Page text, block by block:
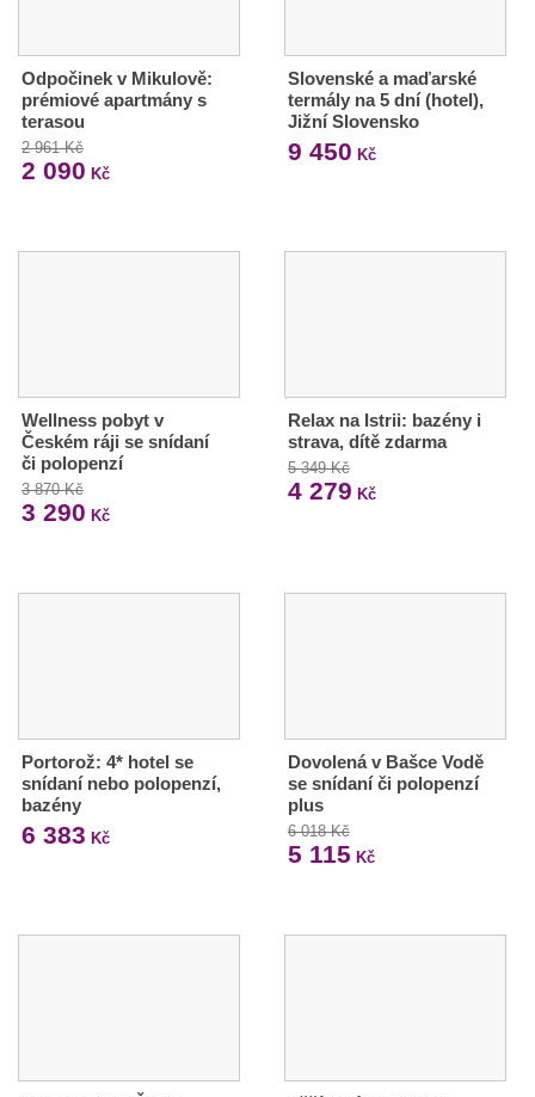
Odpočinek v Mikulově:
prémiové apartmány s
terasou
2 961 Kč
2 090 Kč
Slovenské a maďarské
termály na 5 dní (hotel),
Jižní Slovensko
9 450 Kč
Wellness pobyt v
Českém ráji se snídaní
či polopenzí
3 870 Kč
3 290 Kč
Relax na Istrii: bazény i
strava, dítě zdarma
5 349 Kč
4 279 Kč
Portorož: 4* hotel se
snídaní nebo polopenzí,
bazény
6 383 Kč
Dovolená v Bašce Vodě
se snídaní či polopenzí
plus
6 018 Kč
5 115 Kč